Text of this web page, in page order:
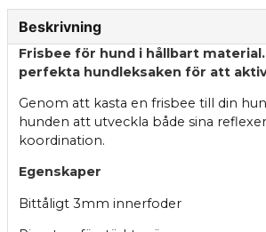
Beskrivning
Frisbee för hund i hållbart
perfekta hundleksaken för att
Genom att kasta en frisbee till din
hunden att utveckla både sina
koordination.
Egenskaper
Bittåligt 3mm innerfoder